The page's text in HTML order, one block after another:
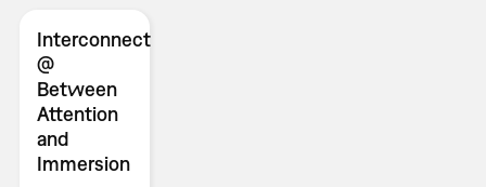
Interconnect
@
Between
Attention
and
Immersion